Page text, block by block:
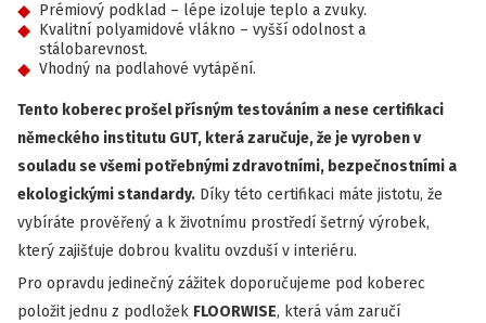
Prémiový podklad – lépe izoluje teplo a zvuky.
Kvalitní polyamidové vlákno – vyšší odolnost a
stálobarevnost.
Vhodný na podlahové vytápění.
Tento koberec prošel přísným testováním a nese certifikaci
německého institutu GUT, která zaručuje, že je vyroben v
souladu se všemi potřebnými zdravotními, bezpečnostními a
ekologickými standardy. Díky této certifikaci máte jistotu, že
vybíráte prověřený a k životnímu prostředí šetrný výrobek,
který zajišťuje dobrou kvalitu ovzduší v interiéru.
Pro opravdu jedinečný zážitek doporučujeme pod koberec
položit jednu z podložek FLOORWISE, která vám zaručí